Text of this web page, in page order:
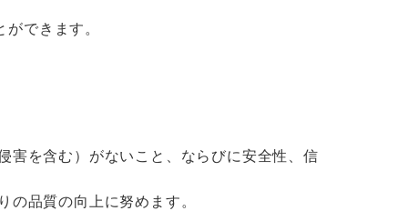
できます。
害を含む）がないこと、ならびに安全性、信
品質の向上に努めます。